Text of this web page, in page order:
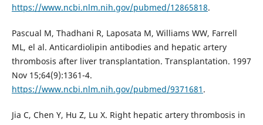
https://www.ncbi.nlm.nih.gov/pubmed/12865818.
Pascual M, Thadhani R, Laposata M, Williams WW, Farrell
ML, el al. Anticardiolipin antibodies and hepatic artery
thrombosis after liver transplantation. Transplantation. 1997
Nov 15;64(9):1361-4.
https://www.ncbi.nlm.nih.gov/pubmed/9371681 .
Jia C, Chen Y, Hu Z, Lu X. Right hepatic artery thrombosis in